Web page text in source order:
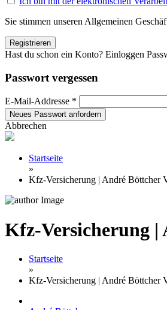
Sie stimmen unseren Allgemeinen
Hast du schon ein Konto? Einloggen
Passwort vergessen
E-Mail-Addresse *
Abbrechen
Startseite
»
Kfz-Versicherung | André Böttcher
Kfz-Versicherung |
Startseite
»
Kfz-Versicherung | André Böttcher